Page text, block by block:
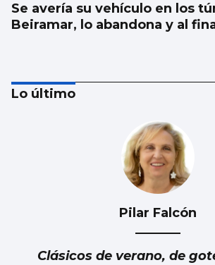
Se avería su vehículo en los
Beiramar, lo abandona y al
Lo último
Pilar Falcón
Clásicos de verano, de